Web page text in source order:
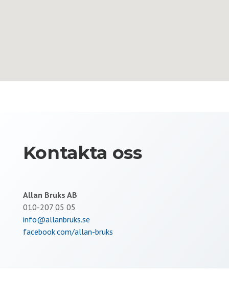
Kontakta oss
Allan Bruks AB
010-207 05 05
info@allanbruks.se
facebook.com/allan-bruks